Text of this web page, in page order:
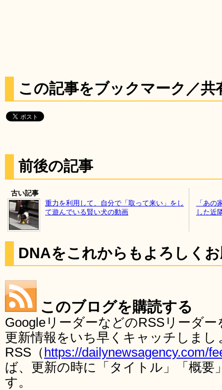
この記事をブックマーク／共
前後の記事
古い記事
重力を利用して、自分で「取って来い」をし
て遊んでいる賢い犬の動画
「あ
した近
DNAをこれからもよろしく
このブログを購読する
GoogleリーダーなどのRSSリーダ
更新情報をいち早くキャッチしま
RSS（ https://dailynewsagency.com/
ば、更新の時に「タイトル」「概要
す。